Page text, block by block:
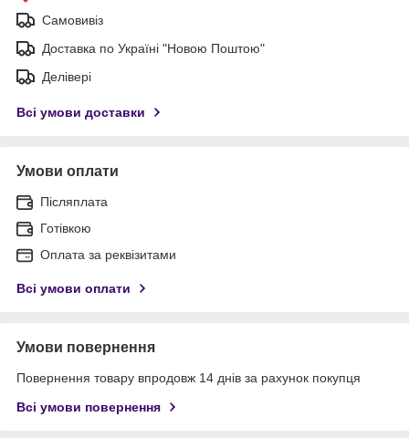
Самовивіз
Доставка по Україні "Новою Поштою"
Делівері
Всі умови доставки
Умови оплати
Післяплата
Готівкою
Оплата за реквізитами
Всі умови оплати
Умови повернення
Повернення товару впродовж 14 днів за рахунок покупця
Всі умови повернення